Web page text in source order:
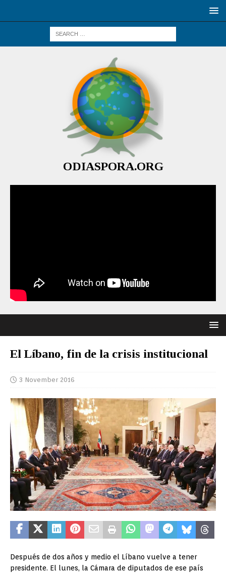
ODIASPORA.ORG
El Líbano, fin de la crisis institucional
3 November 2016
Después de dos años y medio el Líbano vuelve a tener
presidente. El lunes, la Cámara de diputados de ese país